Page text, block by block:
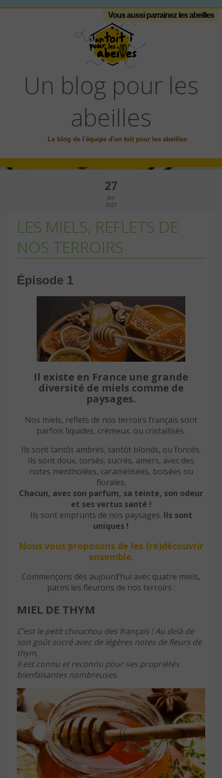
Vous aussi parrainez les abeilles
Un blog pour les
abeilles
Le blog de l'équipe d'un toit pour les abeilles
27
Jan
2021
LES MIELS, REFLETS DE
NOS TERROIRS
Épisode 1
Il existe en France une grande
diversité de miels comme de
paysages.
Nos miels, reflets de nos terroirs français sont
parfois liquides, crémeux, ou cristallisés.
Ils sont tantôt ambrés, tantôt blonds, ou foncés.
Ils sont doux, corsés, sucrés, amers, avec des
notes mentholées, caramélisées, boisées ou
florales.
Chacun, avec son parfum, sa teinte, son odeur
et ses vertus santé !
Ils sont emprunts de nos paysages. Ils sont
uniques !
Nous vous proposons de les (re)découvrir
ensemble.
Commençons dès aujourd’hui avec quatre miels,
parmi les fleurons de nos terroirs :
MIEL DE THYM
C’est le petit chouchou des français ! Au delà de
son goût sucré avec de légères notes de fleurs de
thym,
il est connu et reconnu pour ses propriétés
bienfaisantes nombreuses.